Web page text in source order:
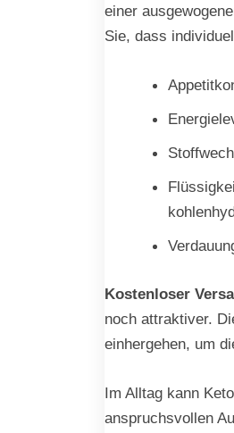
einer
Sie, dass
Kostenloser
noch attraktiver.
einhergehen, um
Im Alltag kann
anspruchsvollen